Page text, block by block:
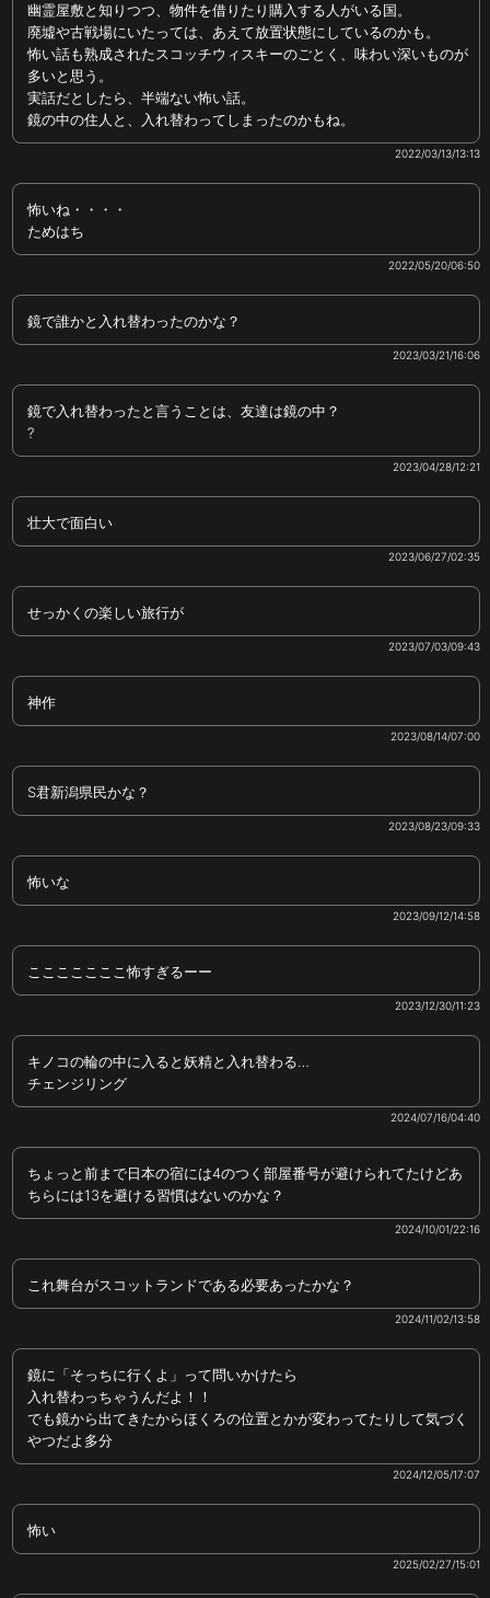
幽霊屋敷と知りつつ、物件を借りたり購入する人がいる国。
廃墟や古戦場にいたっては、あえて放置状態にしているのかも。
怖い話も熟成されたスコッチウィスキーのごとく、味わい深いものが
多いと思う。
実話だとしたら、半端ない怖い話。
鏡の中の住人と、入れ替わってしまったのかもね。
2022/03/13/13:13
怖いね・・・・
ためはち
2022/05/20/06:50
鏡で誰かと入れ替わったのかな？
2023/03/21/16:06
鏡で入れ替わったと言うことは、友達は鏡の中？
?
2023/04/28/12:21
壮大で面白い
2023/06/27/02:35
せっかくの楽しい旅行が
2023/07/03/09:43
神作
2023/08/14/07:00
S君新潟県民かな？
2023/08/23/09:33
怖いな
2023/09/12/14:58
こここここここ怖すぎるーー
2023/12/30/11:23
キノコの輪の中に入ると妖精と入れ替わる…
チェンジリング
2024/07/16/04:40
ちょっと前まで日本の宿には4のつく部屋番号が避けられてたけどあ
ちらには13を避ける習慣はないのかな？
2024/10/01/22:16
これ舞台がスコットランドである必要あったかな？
2024/11/02/13:58
鏡に「そっちに行くよ」って問いかけたら
入れ替わっちゃうんだよ！！
でも鏡から出てきたからほくろの位置とかが変わってたりして気づく
やつだよ多分
2024/12/05/17:07
怖い
2025/02/27/15:01